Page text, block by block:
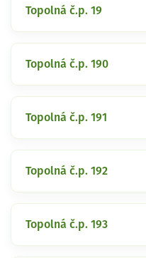
Topolná č.p. 19
Topolná č.p. 190
Topolná č.p. 191
Topolná č.p. 192
Topolná č.p. 193